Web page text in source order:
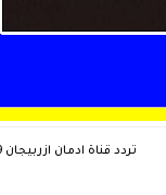
تردد قناة ادمان ازربيجان idman azerbaycan hd 2019